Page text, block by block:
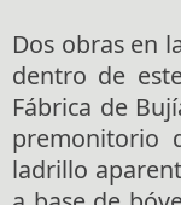
Dos obras en
dentro de
Fábrica de
premonitorio
ladrillo